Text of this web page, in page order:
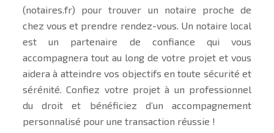
(notaires.fr) pour trouver un notaire proche de
chez vous et prendre rendez-vous. Un notaire local
est un partenaire de confiance qui vous
accompagnera tout au long de votre projet et vous
aidera à atteindre vos objectifs en toute sécurité et
sérénité. Confiez votre projet à un professionnel
du droit et bénéficiez d’un accompagnement
personnalisé pour une transaction réussie !